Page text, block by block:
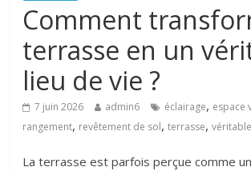
Comment
terrasse en un
lieu de vie ?
7 juin 2026 admin6 éclairage, espace
rangement, revêtement de sol,terrasse,
La terrasse est parfois perçue comme